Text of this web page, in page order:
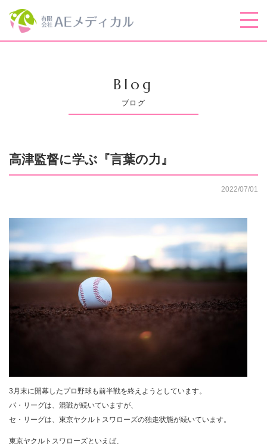
Blog
ブログ
高津監督に学ぶ『言葉の力』
2022/07/01
3月末に開幕したプロ野球も前半戦を終えようとしています。
パ・リーグは、混戦が続いていますが、
セ・リーグは、東京ヤクルトスワローズの独走状態が続いています。
東京ヤクルトスワローズといえば、